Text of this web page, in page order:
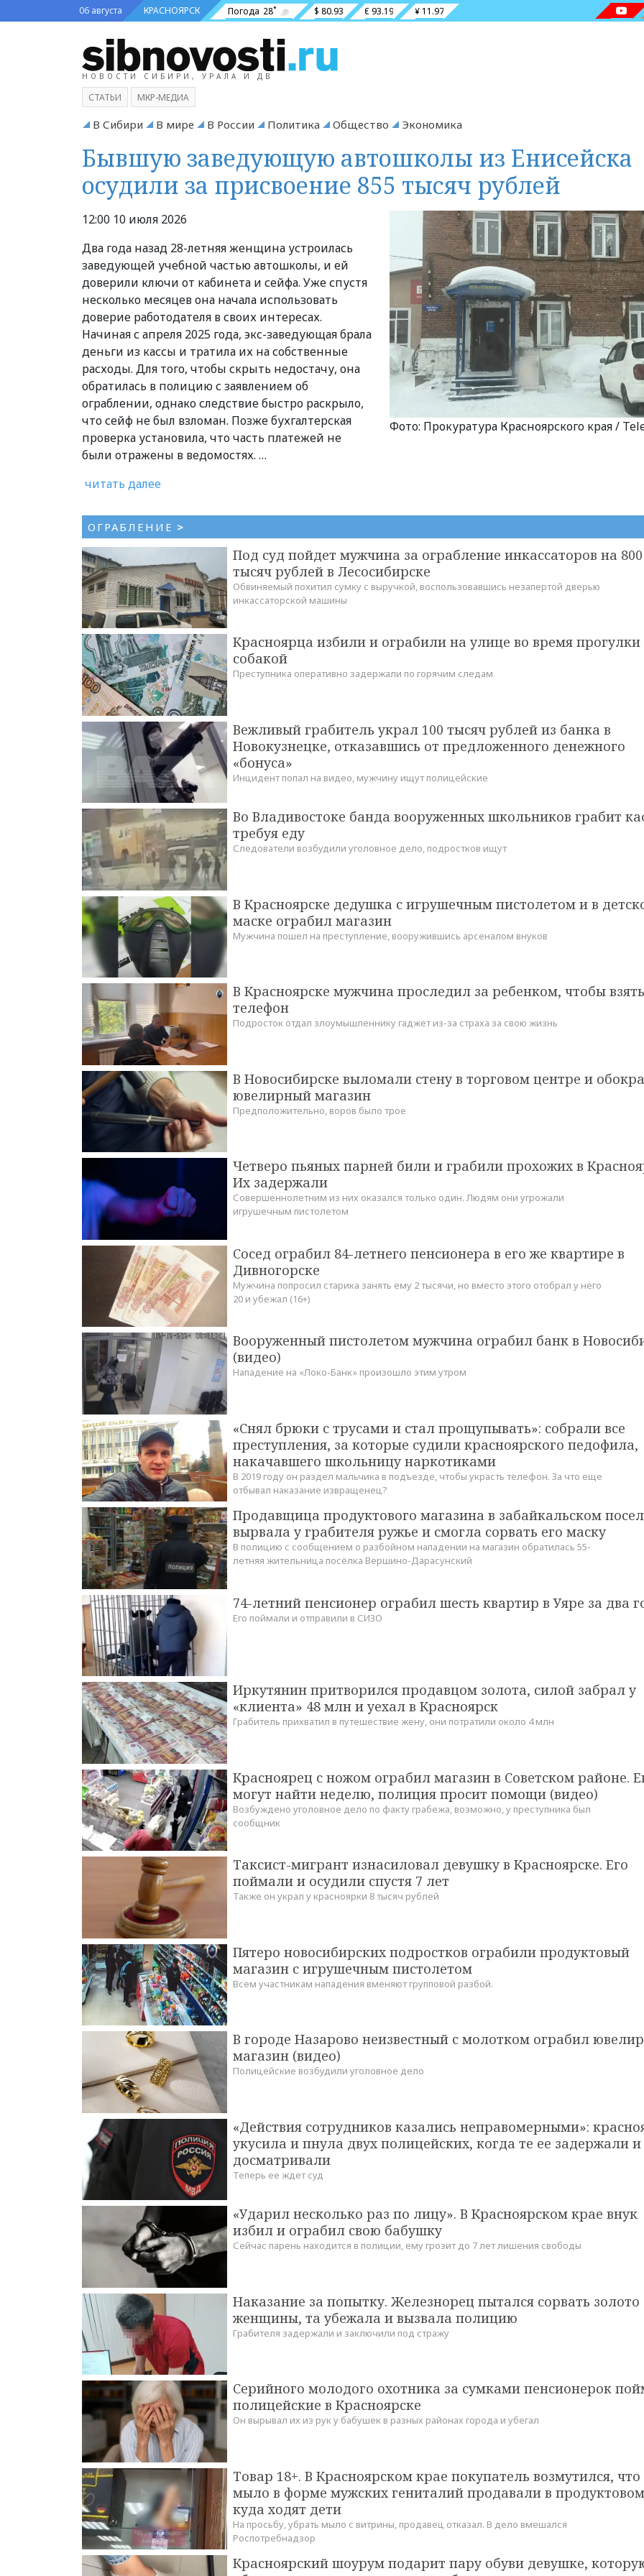
06 августа КРАСНОЯРСК Погода 28˚ $ 80.93 € 93.19 ¥ 11.97
НОВОСТИ СИБИРИ, УРАЛА И ДВ
СТАТЬИ МКР-МЕДИА
В Сибири В мире В России Политика Общество Экономика
Бывшую заведующую автошколы из Енисейска
осудили за присвоение 855 тысяч рублей
12:00 10 июля 2026
Два года назад 28-летняя женщина устроилась
заведующей учебной частью автошколы, и ей
доверили ключи от кабинета и сейфа. Уже спустя
несколько месяцев она начала использовать
доверие работодателя в своих интересах.
Начиная с апреля 2025 года, экс-заведующая брала
деньги из кассы и тратила их на собственные
расходы. Для того, чтобы скрыть недостачу, она
обратилась в полицию с заявлением об
ограблении, однако следствие быстро раскрыло,
что сейф не был взломан. Позже бухгалтерская
проверка установила, что часть платежей не
были отражены в ведомостях. …
читать далее
Фото: Прокуратура Красноярского края /
ОГРАБЛЕНИЕ >
Под суд пойдет мужчина за ограбление инкассаторов на 800
тысяч рублей в Лесосибирске
Обвиняемый похитил сумку с выручкой, воспользовавшись незапертой дверью
инкассаторской машины
Красноярца избили и ограбили на улице во время прогулки
собакой
Преступника оперативно задержали по горячим следам
Вежливый грабитель украл 100 тысяч рублей из банка в
Новокузнецке, отказавшись от предложенного денежного
«бонуса»
Инцидент попал на видео, мужчину ищут полицейские
Во Владивостоке банда вооруженных школьников грабит
требуя еду
Следователи возбудили уголовное дело, подростков ищут
В Красноярске дедушка с игрушечным пистолетом и в
маске ограбил магазин
Мужчина пошел на преступление, вооружившись арсеналом внуков
В Красноярске мужчина проследил за ребенком, чтобы
телефон
Подросток отдал злоумышленнику гаджет из-за страха за свою жизнь
В Новосибирске выломали стену в торговом центре и
ювелирный магазин
Предположительно, воров было трое
Четверо пьяных парней били и грабили прохожих в
Их задержали
Совершеннолетним из них оказался только один. Людям они угрожали
игрушечным пистолетом
Сосед ограбил 84-летнего пенсионера в его же квартире в
Дивногорске
Мужчина попросил старика занять ему 2 тысячи, но вместо этого отобрал у него
20 и убежал (16+)
Вооруженный пистолетом мужчина ограбил банк в
(видео)
Нападение на «Локо-Банк» произошло этим утром
«Снял брюки с трусами и стал прощупывать»: собрали все
преступления, за которые судили красноярского педофила,
накачавшего школьницу наркотиками
В 2019 году он раздел мальчика в подъезде, чтобы украсть телефон. За что еще
отбывал наказание извращенец?
Продавщица продуктового магазина в забайкальском
вырвала у грабителя ружье и смогла сорвать его маску
В полицию с сообщением о разбойном нападении на магазин обратилась 55-
летняя жительница посёлка Вершино-Дарасунский
74-летний пенсионер ограбил шесть квартир в Уяре за два
Его поймали и отправили в СИЗО
Иркутянин притворился продавцом золота, силой забрал у
«клиента» 48 млн и уехал в Красноярск
Грабитель прихватил в путешествие жену, они потратили около 4 млн
Красноярец с ножом ограбил магазин в Советском районе.
могут найти неделю, полиция просит помощи (видео)
Возбуждено уголовное дело по факту грабежа, возможно, у преступника был
сообщник
Таксист-мигрант изнасиловал девушку в Красноярске. Его
поймали и осудили спустя 7 лет
Также он украл у красноярки 8 тысяч рублей
Пятеро новосибирских подростков ограбили продуктовый
магазин с игрушечным пистолетом
Всем участникам нападения вменяют групповой разбой.
В городе Назарово неизвестный с молотком ограбил
магазин (видео)
Полицейские возбудили уголовное дело
«Действия сотрудников казались неправомерными»:
укусила и пнула двух полицейских, когда те ее задержали и
досматривали
Теперь ее ждет суд
«Ударил несколько раз по лицу». В Красноярском крае внук
избил и ограбил свою бабушку
Сейчас парень находится в полиции, ему грозит до 7 лет лишения свободы
Наказание за попытку. Железнорец пытался сорвать золото
женщины, та убежала и вызвала полицию
Грабителя задержали и заключили под стражу
Серийного молодого охотника за сумками пенсионерок
полицейские в Красноярске
Он вырывал их из рук у бабушек в разных районах города и убегал
Товар 18+. В Красноярском крае покупатель возмутился, что
мыло в форме мужских гениталий продавали в
куда ходят дети
На просьбу, убрать мыло с витрины, продавец отказал. В дело вмешался
Роспотребнадзор
Красноярский шоурум подарит пару обуви девушке,